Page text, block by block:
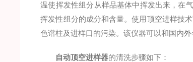
温使挥发性组分从样品基体中挥发出来，在
挥发性组分的成分和含量。使用顶空进样技
色谱柱及进样口的污染。该仪器可以和国内外
自动顶空进样器的清洗步骤如下：